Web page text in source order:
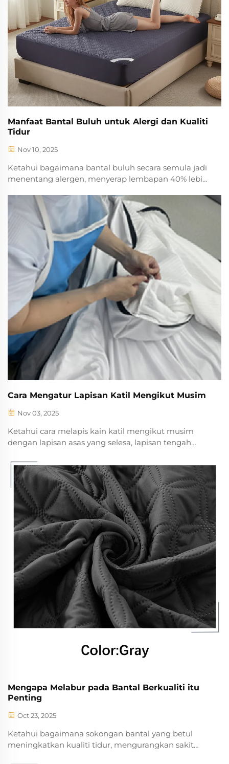
Manfaat Bantal Buluh untuk Alergi dan Kualiti
Tidur
Nov 10, 2025
Ketahui bagaimana bantal buluh secara semula jadi
menentang alergen, menyerap lembapan 40% lebih
kebangkitan pada waktu malam sebanyak 33%.
Bernafas lebih lega dan tidur lebih nyenyak—ketahui
mengapa 8 daripada 10 pengguna melaporkan
peningkatan kualiti tidur. Dapatkan manfaat
berdasarkan sains hari ini.
Cara Mengatur Lapisan Katil Mengikut Musim
Nov 03, 2025
Ketahui cara melapis kain katil mengikut musim
dengan lapisan asas yang selesa, lapisan tengah
dengan iklim. Kekal sejuk di musim panas, hangat di
musim sejuk, dan tingkatkan kualiti tidur sepanjang
tahun. Pelajari kaedah berdasarkan sains untuk
mengoptimumkan katil anda bagi mengawal suhu
badan.
Mengapa Melabur pada Bantal Berkualiti itu
Penting
Oct 23, 2025
Ketahui bagaimana sokongan bantal yang betul
meningkatkan kualiti tidur, mengurangkan sakit